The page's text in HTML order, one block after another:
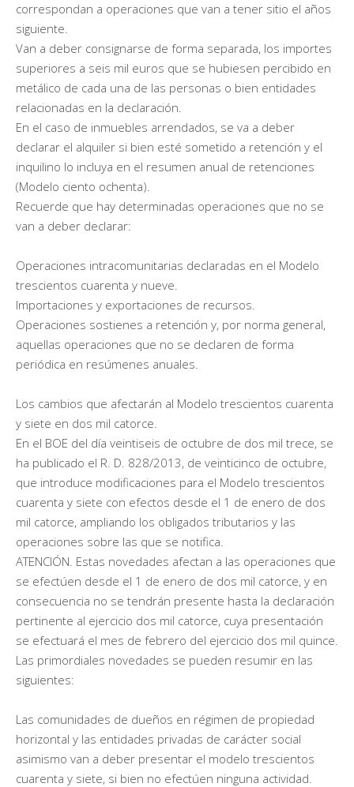
correspondan a operaciones que van a tener sitio el años
siguiente.
Van a deber consignarse de forma separada, los importes
superiores a seis mil euros que se hubiesen percibido en
metálico de cada una de las personas o bien entidades
relacionadas en la declaración.
En el caso de inmuebles arrendados, se va a deber
declarar el alquiler si bien esté sometido a retención y el
inquilino lo incluya en el resumen anual de retenciones
(Modelo ciento ochenta).
Recuerde que hay determinadas operaciones que no se
van a deber declarar:
Operaciones intracomunitarias declaradas en el Modelo
trescientos cuarenta y nueve.
Importaciones y exportaciones de recursos.
Operaciones sostienes a retención y, por norma general,
aquellas operaciones que no se declaren de forma
periódica en resúmenes anuales.
Los cambios que afectarán al Modelo trescientos cuarenta
y siete en dos mil catorce.
En el BOE del día veintiseis de octubre de dos mil trece, se
ha publicado el R. D. 828/2013, de veinticinco de octubre,
que introduce modificaciones para el Modelo trescientos
cuarenta y siete con efectos desde el 1 de enero de dos
mil catorce, ampliando los obligados tributarios y las
operaciones sobre las que se notifica.
ATENCIÓN. Estas novedades afectan a las operaciones que
se efectúen desde el 1 de enero de dos mil catorce, y en
consecuencia no se tendrán presente hasta la declaración
pertinente al ejercicio dos mil catorce, cuya presentación
se efectuará el mes de febrero del ejercicio dos mil quince.
Las primordiales novedades se pueden resumir en las
siguientes:
Las comunidades de dueños en régimen de propiedad
horizontal y las entidades privadas de carácter social
asimismo van a deber presentar el modelo trescientos
cuarenta y siete, si bien no efectúen ninguna actividad.